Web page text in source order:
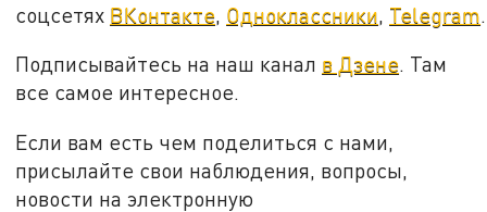
соцсетях ВКонтакте Одноклассники Telegram
Подписывайтесь на наш канал в Дзене. Там
все самое интересное.
Если вам есть чем поделиться с нами,
присылайте свои наблюдения, вопросы,
новости на электронную